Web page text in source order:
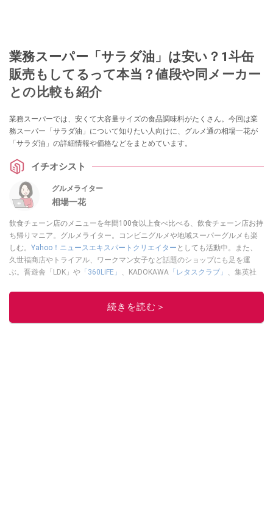
業務スーパー「サラダ油」は安い？1斗缶
販売もしてるって本当？値段や同メーカー
との比較も紹介
業務スーパーでは、安くて大容量サイズの食品調味料がたくさん。今回は業
務スーパー「サラダ油」について知りたい人向けに、グルメ通の相場一花が
「サラダ油」の詳細情報や価格などをまとめています。
イチオシスト
グルメライター
相場一花
飲食チェーン店のメニューを年間100食以上食べ比べる、飲食チェーン店お持
ち帰りマニア。グルメライター。コンビニグルメや地域スーパーグルメも楽
しむ。 Yahoo！ニュースエキスパートクリエイター としても活動中。また、
久世福商店やトライアル、ワークマン女子など話題のショップにも足を運
ぶ。晋遊舎「LDK」や 「360LiFE」 、KADOKAWA 「レタスクラブ」 、集英社
ルメライター、食の専門家として出演実績あり。
続きを読む＞